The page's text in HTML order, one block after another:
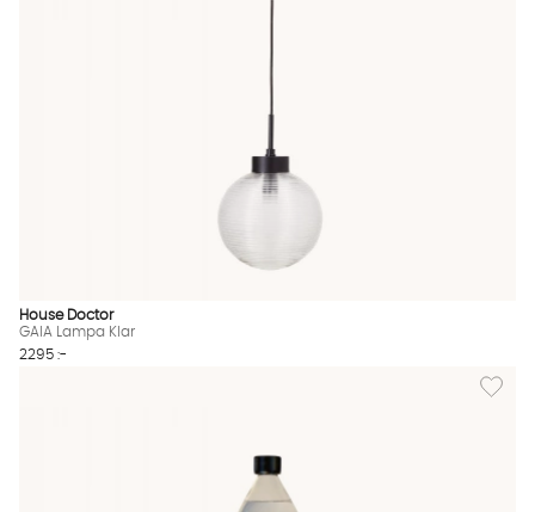
House Doctor
GAIA Lampa Klar
2295 :-
Lägg till